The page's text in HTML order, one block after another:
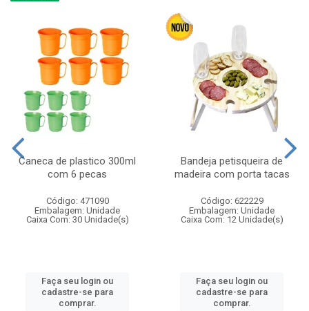
Caneca de plastico 300ml
com 6 pecas
Código: 471090
Embalagem: Unidade
Caixa Com: 30 Unidade(s)
Faça seu login ou
cadastre-se para
comprar.
Bandeja petisqueira de
madeira com porta tacas
Código: 622229
Embalagem: Unidade
Caixa Com: 12 Unidade(s)
Faça seu login ou
cadastre-se para
comprar.